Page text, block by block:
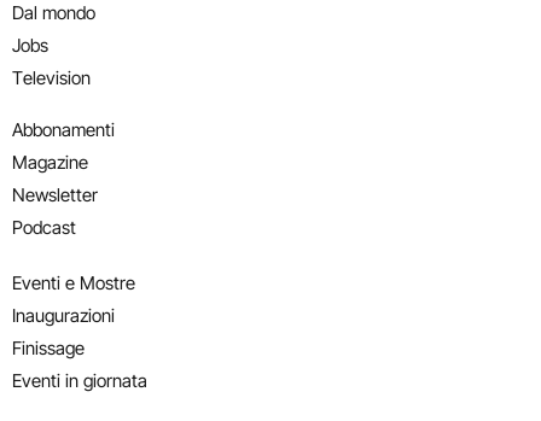
Dal mondo
Jobs
Television
Abbonamenti
Magazine
Newsletter
Podcast
Eventi e Mostre
Inaugurazioni
Finissage
Eventi in giornata